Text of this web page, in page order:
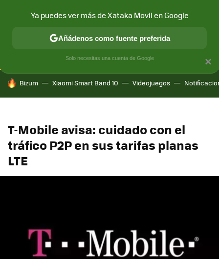
CONECTIVIDAD MÓVIL Y SOCIEDAD APLICACIONES
HOY SE HABLA DE
Bizum Xiaomi Smart Band 10 Videojuegos
T-Mobile avisa: cuidado con el
tráfico P2P en sus tarifas planas
LTE
×
Ya puedes ver más de Xataka Movil en Google
Añádenos como fuente preferida
Solo necesitas una cuenta de Google